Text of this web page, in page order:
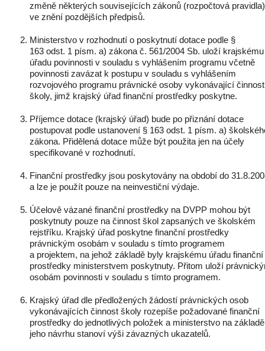
změně některých souvisejících zákonů (rozpočtová
ve znění pozdějších předpisů.
Ministerstvo v rozhodnutí o poskytnutí dotace podle §
163 odst. 1 písm. a) zákona č. 561/2004 Sb. uloží krajskému
úřadu povinnosti v souladu s vyhlášením programu včetně
povinnosti zavázat k postupu v souladu s vyhlášením
rozvojového programu právnické osoby vykonávající činnost
školy, jimž krajský úřad finanční prostředky poskytne.
Příjemce dotace (krajský úřad) bude po přiznání dotace
postupovat podle ustanovení § 163 odst. 1 písm. a)
zákona. Přidělená dotace může být použita jen na účely
specifikované v rozhodnutí.
Finanční prostředky jsou poskytovány na období do
a lze je použít pouze na neinvestiční výdaje.
Účelově vázané finanční prostředky na DVPP mohou být
poskytnuty pouze na činnost škol zapsaných ve školském
rejstříku. Krajský úřad poskytne finanční prostředky
právnickým osobám v souladu s tímto programem
a projektem, na jehož základě byly krajskému úřadu finanční
prostředky ministerstvem poskytnuty. Přitom uloží
osobám povinnosti v souladu s tímto programem.
Krajský úřad dle předložených žádostí právnických osob
vykonávajících činnost školy rozepíše požadované finanční
prostředky do jednotlivých položek a ministerstvo na základě
jeho návrhu stanoví výši závazných ukazatelů.